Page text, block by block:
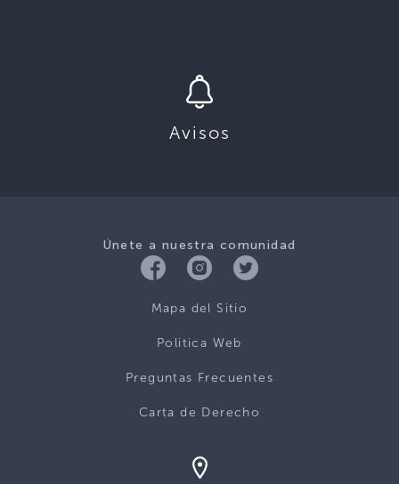
Avisos
Únete a nuestra comunidad
Mapa del Sitio
Politica Web
Preguntas Frecuentes
Carta de Derecho